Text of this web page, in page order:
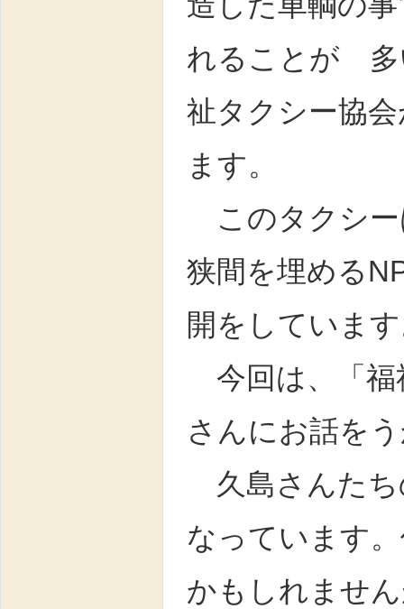
れることが 多
祉タクシー協
ます。
このタクシー
狭間を埋める
開をしていま
今回は、「
さんにお話を
久島さんたち
なっています
かもしれませ